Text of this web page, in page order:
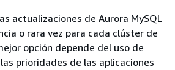
actualizaciones de Aurora MySQL
o rara vez para cada clúster de
opción depende del uso de
prioridades de las aplicaciones